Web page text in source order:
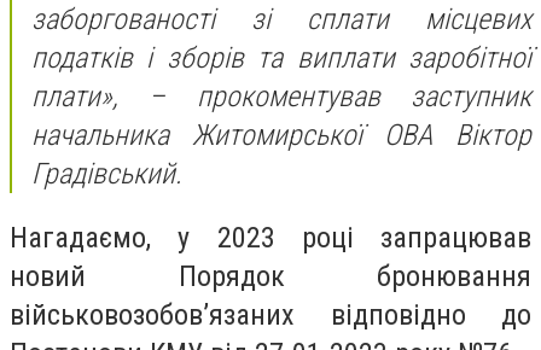
заборгованості зі сплати місцевих
податків і зборів та виплати заробітної
плати», – прокоментував заступник
начальника Житомирської ОВА Віктор
Градівський.
Нагадаємо, у 2023 році запрацював
новий Порядок бронювання
військовозобов’язаних відповідно до